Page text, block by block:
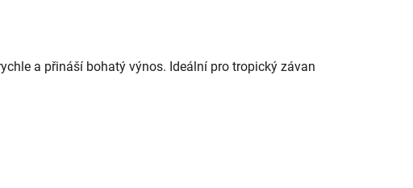
a přináší bohatý výnos. Ideální pro tropický závan